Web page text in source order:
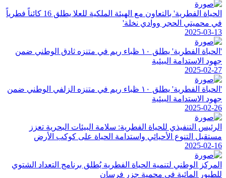
الحياة الفطرية' بالتعاون مع الهيئة الملكية للعلا يطلق 16 كائناً فطرياً
في محميتي الحجر ووادي نخلة'
2025-03-13
'الحياة الفطرية' يطلق ١٠ ظباء ريم في متنزه ثادق الوطني ضمن
جهود الاستدامة البيئية
2025-02-27
'الحياة الفطرية' يطلق ١٠ ظباء ريم في متنزه الزلفي الوطني ضمن
جهود الاستدامة البيئية
2025-02-26
الرئيس التنفيذي للحياة الفطرية: سلامة البيئات البحرية تعزز
مستقبل التنوع الأحيائي واستدامة الحياة على كوكب الأرض
2025-02-16
المركز الوطني لتنمية الحياة الفطرية يُطلق برنامج التعداد الشتوي
للطيور المائية في محمية جزر فرسان